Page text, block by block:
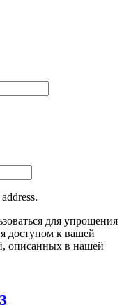
для упрощения
доступом к вашей
описанных в нашей